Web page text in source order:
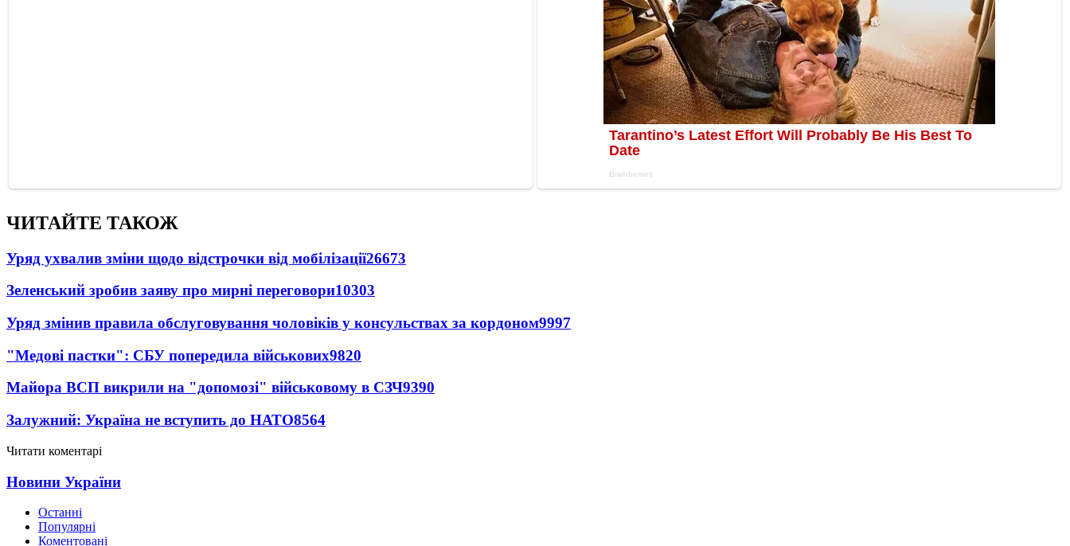
ЧИТАЙТЕ ТАКОЖ
Уряд ухвалив зміни щодо відстрочки від мобілізації26673
Зеленський зробив заяву про мирні переговори10303
Уряд змінив правила обслуговування чоловіків у консульствах за кордоном9997
"Медові пастки": СБУ попередила військових9820
Майора ВСП викрили на "допомозі" військовому в СЗЧ9390
Залужний: Україна не вступить до НАТО8564
Читати коментарі
Новини України
Останні
Популярні
Коментовані